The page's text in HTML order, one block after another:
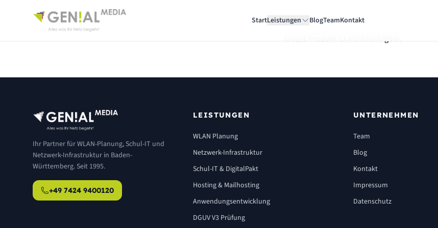
StartLeistungen BlogTeamKontakt
Dieses Produkt ist nicht verfügbar.
Ihr Partner für WLAN-Planung, Schul-IT und
Netzwerk-Infrastruktur in Baden-
Württemberg. Seit 1995.
+49 7424 9400120
LEISTUNGEN
WLAN Planung
Netzwerk-Infrastruktur
Schul-IT & DigitalPakt
Hosting & Mailhosting
Anwendungsentwicklung
DGUV V3 Prüfung
UNTERNEHMEN
Team
Blog
Kontakt
Impressum
Datenschutz